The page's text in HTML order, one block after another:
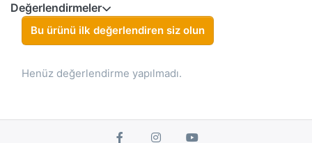
Değerlendirmeler
Bu ürünü ilk değerlendiren siz olun
Henüz değerlendirme yapılmadı.